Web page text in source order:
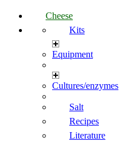
Cheese
Kits
Equipment
Cultures/enzymes
Salt
Recipes
Literature